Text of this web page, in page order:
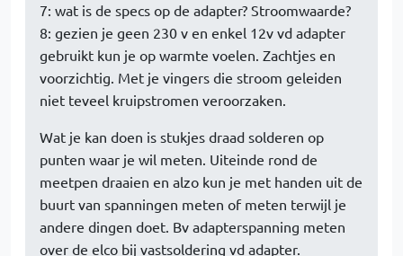
7: wat is de specs op de adapter? Stroomwaarde?
8: gezien je geen 230 v en enkel 12v vd adapter
gebruikt kun je op warmte voelen. Zachtjes en
voorzichtig. Met je vingers die stroom geleiden
niet teveel kruipstromen veroorzaken.
Wat je kan doen is stukjes draad solderen op
punten waar je wil meten. Uiteinde rond de
meetpen draaien en alzo kun je met handen uit de
buurt van spanningen meten of meten terwijl je
andere dingen doet. Bv adapterspanning meten
over de elco bij vastsoldering vd adapter.